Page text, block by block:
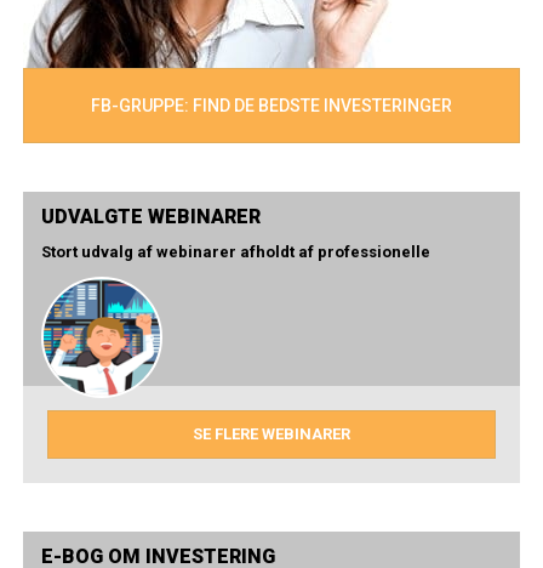
FB-GRUPPE: FIND DE BEDSTE INVESTERINGER
UDVALGTE WEBINARER
Stort udvalg af webinarer afholdt af professionelle
SE FLERE WEBINARER
E-BOG OM INVESTERING